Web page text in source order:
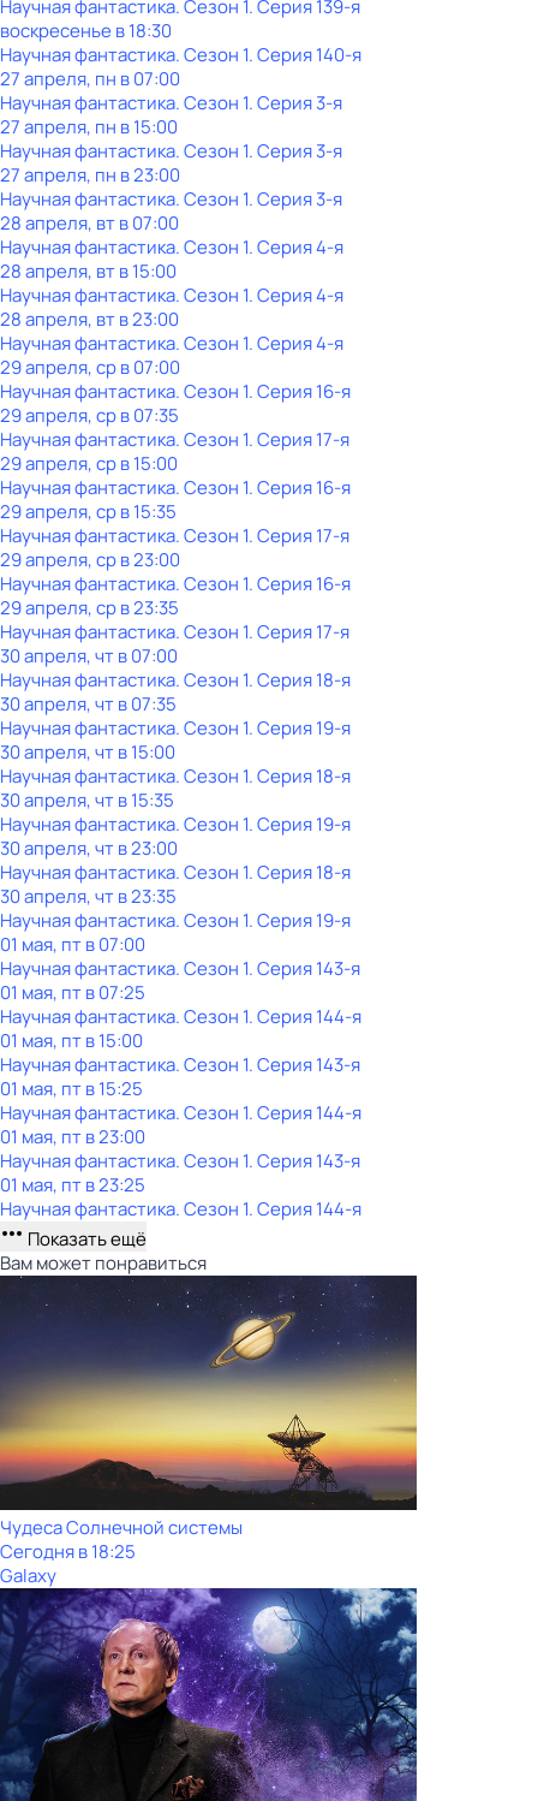
Научная фантастика. Сезон 1. Серия 139-я
воскресенье в18:30
Научная фантастика. Сезон 1. Серия 140-я
27 апреля, пн в 07:00
Научная фантастика. Сезон 1. Серия 3-я
27 апреля, пн в 15:00
Научная фантастика. Сезон 1. Серия 3-я
27 апреля, пн в 23:00
Научная фантастика. Сезон 1. Серия 3-я
28 апреля, вт в 07:00
Научная фантастика. Сезон 1. Серия 4-я
28 апреля, вт в 15:00
Научная фантастика. Сезон 1. Серия 4-я
28 апреля, вт в 23:00
Научная фантастика. Сезон 1. Серия 4-я
29 апреля, ср в 07:00
Научная фантастика. Сезон 1. Серия 16-я
29 апреля, ср в 07:35
Научная фантастика. Сезон 1. Серия 17-я
29 апреля, ср в 15:00
Научная фантастика. Сезон 1. Серия 16-я
29 апреля, ср в 15:35
Научная фантастика. Сезон 1. Серия 17-я
29 апреля, ср в 23:00
Научная фантастика. Сезон 1. Серия 16-я
29 апреля, ср в 23:35
Научная фантастика. Сезон 1. Серия 17-я
30 апреля, чт в 07:00
Научная фантастика. Сезон 1. Серия 18-я
30 апреля, чт в 07:35
Научная фантастика. Сезон 1. Серия 19-я
30 апреля, чт в 15:00
Научная фантастика. Сезон 1. Серия 18-я
30 апреля, чт в 15:35
Научная фантастика. Сезон 1. Серия 19-я
30 апреля, чт в 23:00
Научная фантастика. Сезон 1. Серия 18-я
30 апреля, чт в 23:35
Научная фантастика. Сезон 1. Серия 19-я
01 мая, пт в 07:00
Научная фантастика. Сезон 1. Серия 143-я
01 мая, пт в 07:25
Научная фантастика. Сезон 1. Серия 144-я
01 мая, пт в 15:00
Научная фантастика. Сезон 1. Серия 143-я
01 мая, пт в 15:25
Научная фантастика. Сезон 1. Серия 144-я
01 мая, пт в 23:00
Научная фантастика. Сезон 1. Серия 143-я
01 мая, пт в 23:25
Научная фантастика. Сезон 1. Серия 144-я
Показать ещё
Вам может понравиться
Чудеса Солнечной системы
Сегодня в 18:25
Galaxy